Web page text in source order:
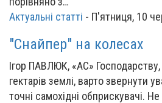
Актуальні статті - П'ятниця, 10
"Снайпер" на колесах
Ігор ПАВЛЮК, «АС»
гектарів землі, варто звернути
точні самохідні обприскувачі.